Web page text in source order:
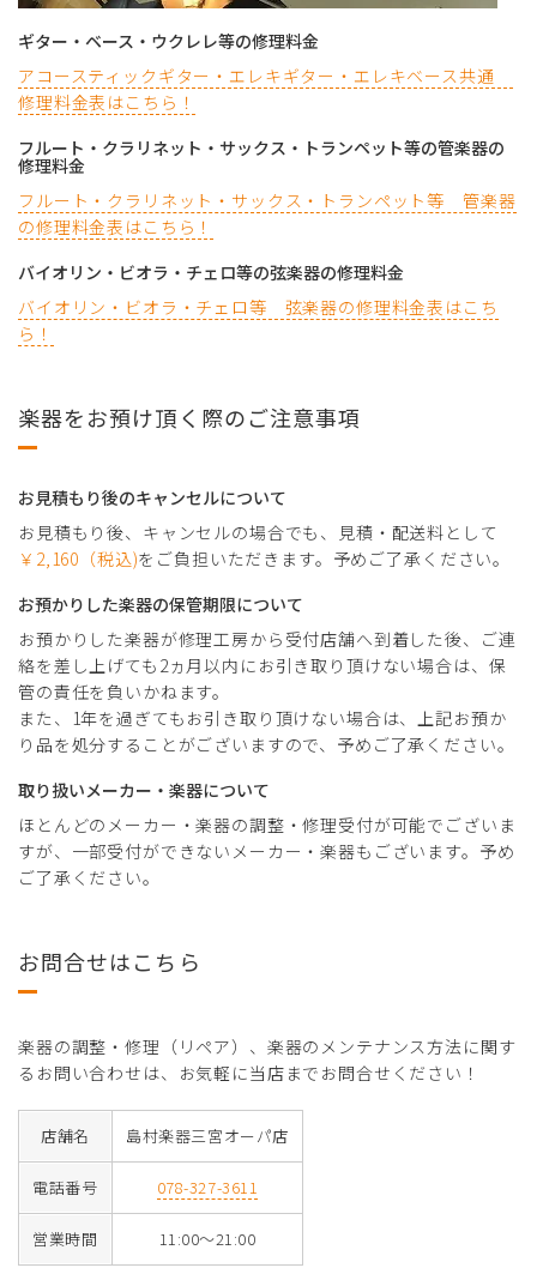
ギター・ベース・ウクレレ等の修理料金
アコースティックギター・エレキギター・エレキベース共通
修理料金表はこちら！
フルート・クラリネット・サックス・トランペット等の管楽器の
修理料金
フルート・クラリネット・サックス・トランペット等 管楽器
の修理料金表はこちら！
バイオリン・ビオラ・チェロ等の弦楽器の修理料金
バイオリン・ビオラ・チェロ等 弦楽器の修理料金表はこち
ら！
楽器をお預け頂く際のご注意事項
お見積もり後のキャンセルについて
お見積もり後、キャンセルの場合でも、見積・配送料として
￥2,160（税込)をご負担いただきます。予めご了承ください。
お預かりした楽器の保管期限について
お預かりした楽器が修理工房から受付店舗へ到着した後、ご連
絡を差し上げても2ヵ月以内にお引き取り頂けない場合は、保
管の責任を負いかねます。
また、1年を過ぎてもお引き取り頂けない場合は、上記お預か
り品を処分することがございますので、予めご了承ください。
取り扱いメーカー・楽器について
ほとんどのメーカー・楽器の調整・修理受付が可能でございま
すが、一部受付ができないメーカー・楽器もございます。予め
ご了承ください。
お問合せはこちら
楽器の調整・修理（リペア）、楽器のメンテナンス方法に関す
るお問い合わせは、お気軽に当店までお問合せください！
店舗名 島村楽器三宮オーパ店
電話番号 078-327-3611
営業時間 11:00～21:00